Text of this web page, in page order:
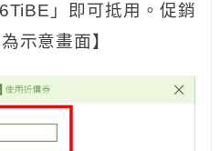
」即可抵用。促銷
示意畫面】